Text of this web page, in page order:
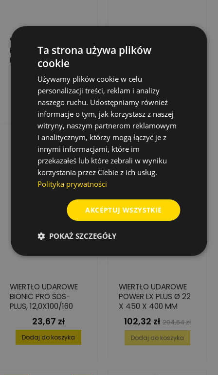
WIERTŁO UDAROWE
BIONIC PRO SDS-
PLUS, 6,0X200/260
Cena
31,00 zł
Dodaj do koszyka
POWER LX PLUS Ø 4 X
165 X 100 MM
Cena
11,57 zł
Dodaj do koszyka
WIERTŁO UDAROWE
BIONIC PRO SDS-
PLUS, 12,0X100/160
Cena
23,67 zł
Dodaj do koszyka
Rabat
Wyprzedaż!
WIERTŁO UDAROWE
POWER LX PLUS Ø 22
X 450 X 400 MM
Cena
102,32 zł Cena
podstawowa
204,64 zł
Dodaj do koszyka
Ta strona używa plików
cookie
Używamy plików cookie w celu
personalizacji treści, reklam i analizy
naszego ruchu. Udostępniamy również
informacje o tym, jak korzystasz z naszej
witryny, naszym partnerom reklamowym
i analitycznym, którzy mogą łączyć je z
innymi informacjami, które im
przekazałeś lub które zebrali w wyniku
korzystania przez Ciebie z ich usług.
Polityka prywatności
AKCEPTUJ WSZYSTKIE
POKAŻ SZCZEGÓŁY